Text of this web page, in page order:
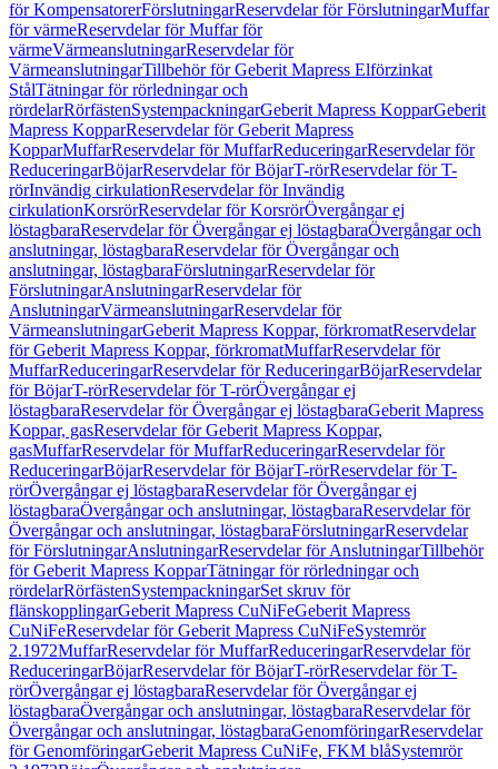
för KompensatorerFörslutningarReservdelar för FörslutningarMuffar
för värmeReservdelar för Muffar för
värmeVärmeanslutningarReservdelar för
VärmeanslutningarTillbehör för Geberit Mapress Elförzinkat
StålTätningar för rörledningar och
rördelarRörfästenSystempackningarGeberit Mapress KopparGeberit
Mapress KopparReservdelar för Geberit Mapress
KopparMuffarReservdelar för MuffarReduceringarReservdelar för
ReduceringarBöjarReservdelar för BöjarT-rörReservdelar för T-
rörInvändig cirkulationReservdelar för Invändig
cirkulationKorsrörReservdelar för KorsrörÖvergångar ej
löstagbaraReservdelar för Övergångar ej löstagbaraÖvergångar och
anslutningar, löstagbaraReservdelar för Övergångar och
anslutningar, löstagbaraFörslutningarReservdelar för
FörslutningarAnslutningarReservdelar för
AnslutningarVärmeanslutningarReservdelar för
VärmeanslutningarGeberit Mapress Koppar, förkromatReservdelar
för Geberit Mapress Koppar, förkromatMuffarReservdelar för
MuffarReduceringarReservdelar för ReduceringarBöjarReservdelar
för BöjarT-rörReservdelar för T-rörÖvergångar ej
löstagbaraReservdelar för Övergångar ej löstagbaraGeberit Mapress
Koppar, gasReservdelar för Geberit Mapress Koppar,
gasMuffarReservdelar för MuffarReduceringarReservdelar för
ReduceringarBöjarReservdelar för BöjarT-rörReservdelar för T-
rörÖvergångar ej löstagbaraReservdelar för Övergångar ej
löstagbaraÖvergångar och anslutningar, löstagbaraReservdelar för
Övergångar och anslutningar, löstagbaraFörslutningarReservdelar
för FörslutningarAnslutningarReservdelar för AnslutningarTillbehör
för Geberit Mapress KopparTätningar för rörledningar och
rördelarRörfästenSystempackningarSet skruv för
flänskopplingarGeberit Mapress CuNiFeGeberit Mapress
CuNiFeReservdelar för Geberit Mapress CuNiFeSystemrör
2.1972MuffarReservdelar för MuffarReduceringarReservdelar för
ReduceringarBöjarReservdelar för BöjarT-rörReservdelar för T-
rörÖvergångar ej löstagbaraReservdelar för Övergångar ej
löstagbaraÖvergångar och anslutningar, löstagbaraReservdelar för
Övergångar och anslutningar, löstagbaraGenomföringarReservdelar
för GenomföringarGeberit Mapress CuNiFe, FKM blåSystemrör